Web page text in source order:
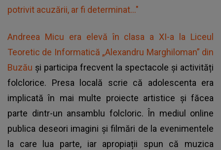
potrivit acuzării, ar fi determinat..."
Andreea Micu era elevă în clasa a XI-a la Liceul
Teoretic de Informatică „Alexandru Marghiloman” din
Buzău și participa frecvent la spectacole și activități
folclorice. Presa locală scrie că adolescenta era
implicată în mai multe proiecte artistice și făcea
parte dintr-un ansamblu folcloric. În mediul online
publica deseori imagini și filmări de la evenimentele
la care lua parte, iar apropiații spun că muzica